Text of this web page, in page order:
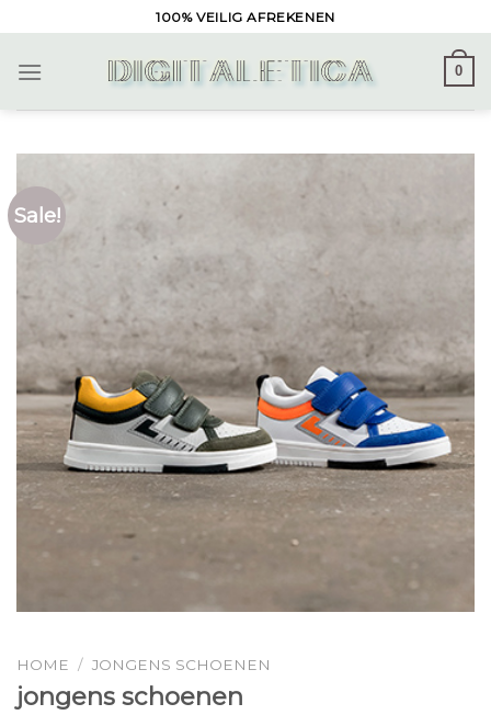
to
content
100% VEILIG AFREKENEN
0
Sale!
HOME / JONGENS SCHOENEN
jongens schoenen